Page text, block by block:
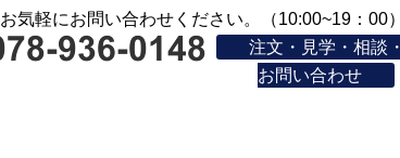
お気軽にお問い合わせください。（10:00~19：00）
注文・見学・相談・
お問い合わせ